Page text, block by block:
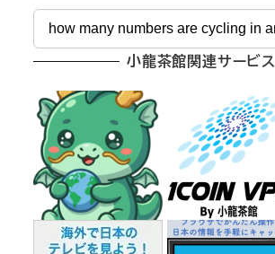
ペ
ー
ジ
送
り
索
小龍茶館関連サービス